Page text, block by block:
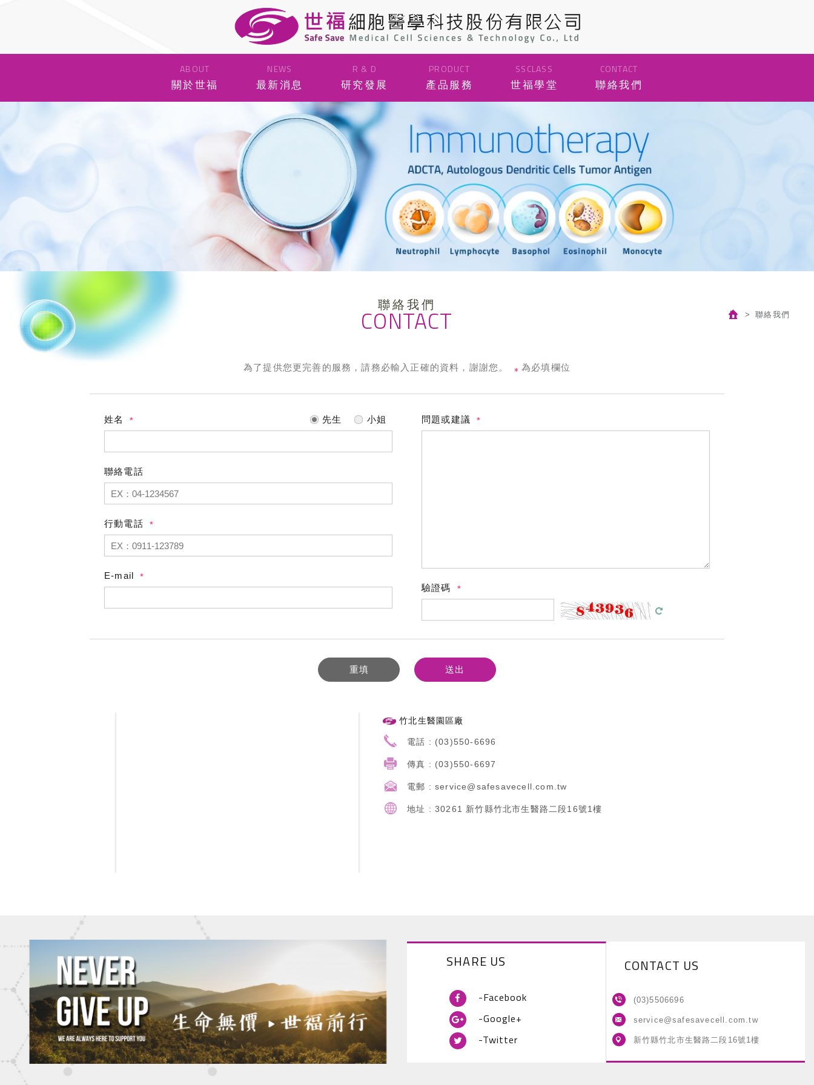
ABOUT
關於世福
NEWS
最新消息
R & D
研究發展
PRODUCT
產品服務
SSCLASS
世福學堂
CONTACT
聯絡我們
聯絡我們
聯絡我們
CONTACT
為了提供您更完善的服務，請務必輸入正確的資料，謝謝您。 ＊ 為必填欄位
姓名 先生 小姐
聯絡電話
行動電話
E-mail
問題或建議
驗證碼
重填 送出
竹北生醫園區廠
電話 : (03)550-6696
傳真 : (03)550-6697
電郵 : service@safesavecell.com.tw
地址 : 30261 新竹縣竹北市生醫路二段16號1樓
SHARE US
-Facebook
-Google+
-Twitter
CONTACT US
(03)5506696
service@safesavecell.com.tw
新竹縣竹北市生醫路二段16號1樓